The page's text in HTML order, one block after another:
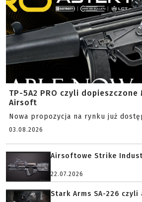
TP-5A2 PRO czyli dopieszczone
Airsoft
Nowa propozycja na rynku już
03.08.2026
Airsoftowe Strike
22.07.2026
Stark Arms SA-226